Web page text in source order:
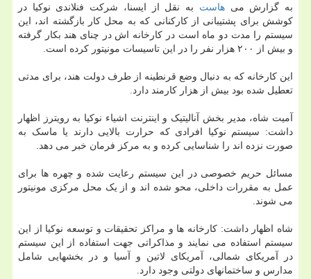
به گزارش میهاست به نقل از ایسنا، شرکت فنلاندی نوکیا در
کوشش برای پشتیبانی از کارکنانی که به محل کار بازگشته اند، این
سیستم را مدت دو ماه است در کارخانه اش در چنای هند بکار گرفته
و بیش از ۲۰۰ هزار نفر را در این تاسیسات مونیتور کرده است.
این کارخانه که به دنبال وضع قرنطینه از طرف دولت هند، برای مدتی
تعطیل شده بود بیش از هزار کارمند دارد.
آمیت شاه، مدیر بخش آنالیتیک و اینترنت اشیاء نوکیا به رویترز اظهار
داشت: سیستم نوکیا افرادی که حرارت بالایی دارند یا ماسک به
صورت نزده اند را شناسایی کرده و به مرکز فرمان خبر می دهد.
مسائل حریم خصوصی در این سیستم رعایت شده و چهره ها برای
عمل به مقررات داخلی، محو شده اند و از یک محل مرکزی مونیتور
می شوند.
شاه اظهار داشت: کارخانه ها و مراکز تحقیقات و توسعه نوکیا از این
سیستم استفاده می نمایند و مذاکراتی جهت استفاده از این سیستم
در آمریکای شمالی، آمریکای لاتین و آسیا و در بخشهایی شامل
مدارس و ساختمانهای دولتی وجود دارد.